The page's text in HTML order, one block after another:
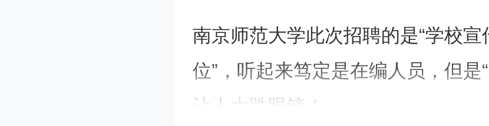
南京师范大学此次招聘的是“学校宣
位”，听起来笃定是在编人员，但是
让人大跌眼镜！